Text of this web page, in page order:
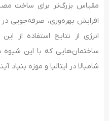
مقیاس بزرگ‌تر برای ساخت
افزایش بهره‌وری، صرفه‌جویی
انرژی از نتایج استفاده از
شامبالا در ایتالیا و موزه بنیاد آینده